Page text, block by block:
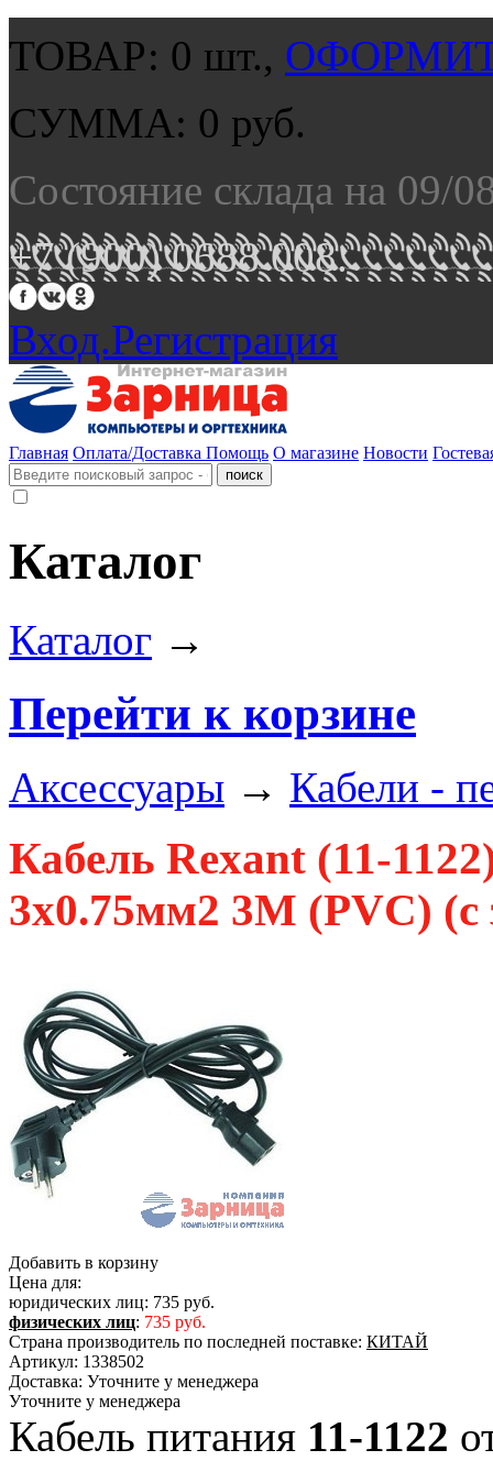
ТОВАР: 0 шт.,
СУММА: 0 руб.
Состояние склада на 09/
+7 (900) 0688 008.
Вход.Регистрация
Главная Оплата/Доставка Помощь О магазине Новости
Каталог
Каталог →
Перейти к корзине
Аксессуары → Кабели -
Кабель Rexant (11-
3x0.75мм2 3М (PVC) (с
Добавить в корзину
Цена для:
юридических лиц: 735 руб.
физических лиц: 735 руб.
Страна производитель по последней поставке: КИТАЙ
Артикул: 1338502
Доставка: Уточните у менеджера
Уточните у менеджера
Кабель питания 11-1122